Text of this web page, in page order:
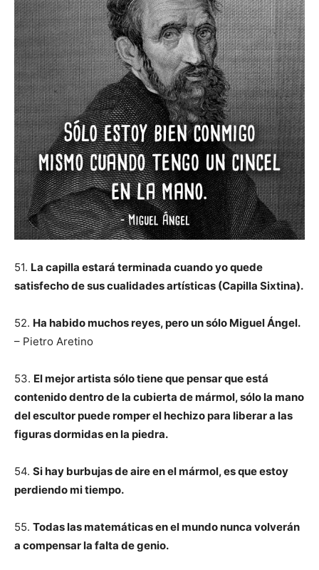
51. La capilla estará terminada cuando yo quede
satisfecho de sus cualidades artísticas (Capilla Sixtina).
52. Ha habido muchos reyes, pero un sólo Miguel Ángel.
– Pietro Aretino
53. El mejor artista sólo tiene que pensar que está
contenido dentro de la cubierta de mármol, sólo la mano
del escultor puede romper el hechizo para liberar a las
figuras dormidas en la piedra.
54. Si hay burbujas de aire en el mármol, es que estoy
perdiendo mi tiempo.
55. Todas las matemáticas en el mundo nunca volverán
a compensar la falta de genio.